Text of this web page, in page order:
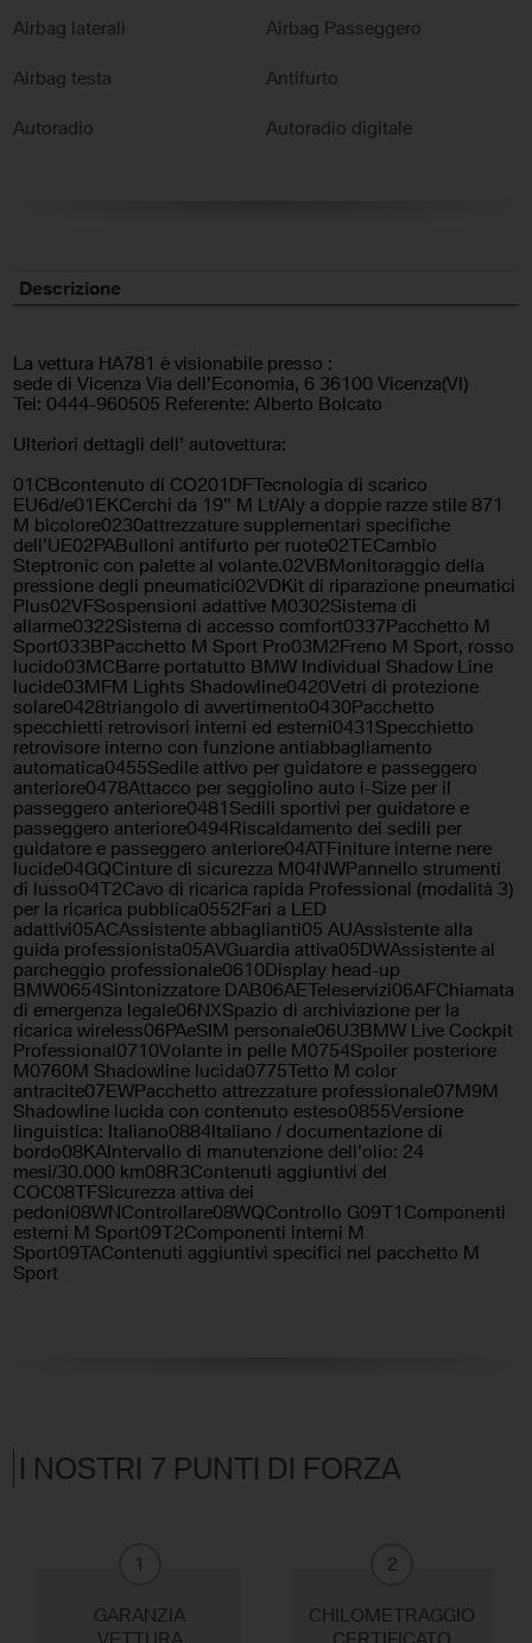
Airbag laterali Airbag Passeggero
Airbag testa Antifurto
Autoradio Autoradio digitale
Climatizzatore
Fari LED Frenata d'emergenza assistita
Leve al volante Pacchetto sportivo
Sedili sportivi Sensore di luce
Sensore di pioggia
Sensori di parcheggio
posteriori
Servosterzo Sistema di navigazione
Specchietti laterali elettrici
Telecamera per parcheggio
assistito
Trazione integrale Volante in pelle
Volante multifunzione
Descrizione
La vettura HA781 è visionabile presso :
sede di Vicenza Via dell'Economia, 6 36100 Vicenza(VI)
Tel: 0444-960505 Referente: Alberto Bolcato
Ulteriori dettagli dell’ autovettura:
01CBcontenuto di CO201DFTecnologia di scarico
EU6d/e01EKCerchi da 19" M Lt/Aly a doppie razze stile 871
M bicolore0230attrezzature supplementari specifiche
dell'UE02PABulloni antifurto per ruote02TECambio
Steptronic con palette al volante.02VBMonitoraggio della
pressione degli pneumatici02VDKit di riparazione pneumatici
Plus02VFSospensioni adattive M0302Sistema di
allarme0322Sistema di accesso comfort0337Pacchetto M
Sport033BPacchetto M Sport Pro03M2Freno M Sport, rosso
lucido03MCBarre portatutto BMW Individual Shadow Line
lucide03MFM Lights Shadowline0420Vetri di protezione
solare0428triangolo di avvertimento0430Pacchetto
specchietti retrovisori interni ed esterni0431Specchietto
retrovisore interno con funzione antiabbagliamento
automatica0455Sedile attivo per guidatore e passeggero
anteriore0478Attacco per seggiolino auto i-Size per il
passeggero anteriore0481Sedili sportivi per guidatore e
passeggero anteriore0494Riscaldamento dei sedili per
guidatore e passeggero anteriore04ATFiniture interne nere
lucide04GQCinture di sicurezza M04NWPannello strumenti
di lusso04T2Cavo di ricarica rapida Professional (modalità 3)
per la ricarica pubblica0552Fari a LED
adattivi05ACAssistente abbaglianti05 AUAssistente alla
guida professionista05AVGuardia attiva05DWAssistente al
parcheggio professionale0610Display head-up
BMW0654Sintonizzatore DAB06AETeleservizi06AFChiamata
di emergenza legale06NXSpazio di archiviazione per la
ricarica wireless06PAeSIM personale06U3BMW Live Cockpit
Professional0710Volante in pelle M0754Spoiler posteriore
M0760M Shadowline lucida0775Tetto M color
antracite07EWPacchetto attrezzature professionale07M9M
Shadowline lucida con contenuto esteso0855Versione
linguistica: Italiano0884Italiano / documentazione di
bordo08KAIntervallo di manutenzione dell'olio: 24
mesi/30.000 km08R3Contenuti aggiuntivi del
COC08TFSicurezza attiva dei
pedoni08WNControllare08WQControllo G09T1Componenti
esterni M Sport09T2Componenti interni M
Sport09TAContenuti aggiuntivi specifici nel pacchetto M
Sport
I NOSTRI 7 PUNTI DI FORZA
1
GARANZIA
2
CHILOMETRAGGIO